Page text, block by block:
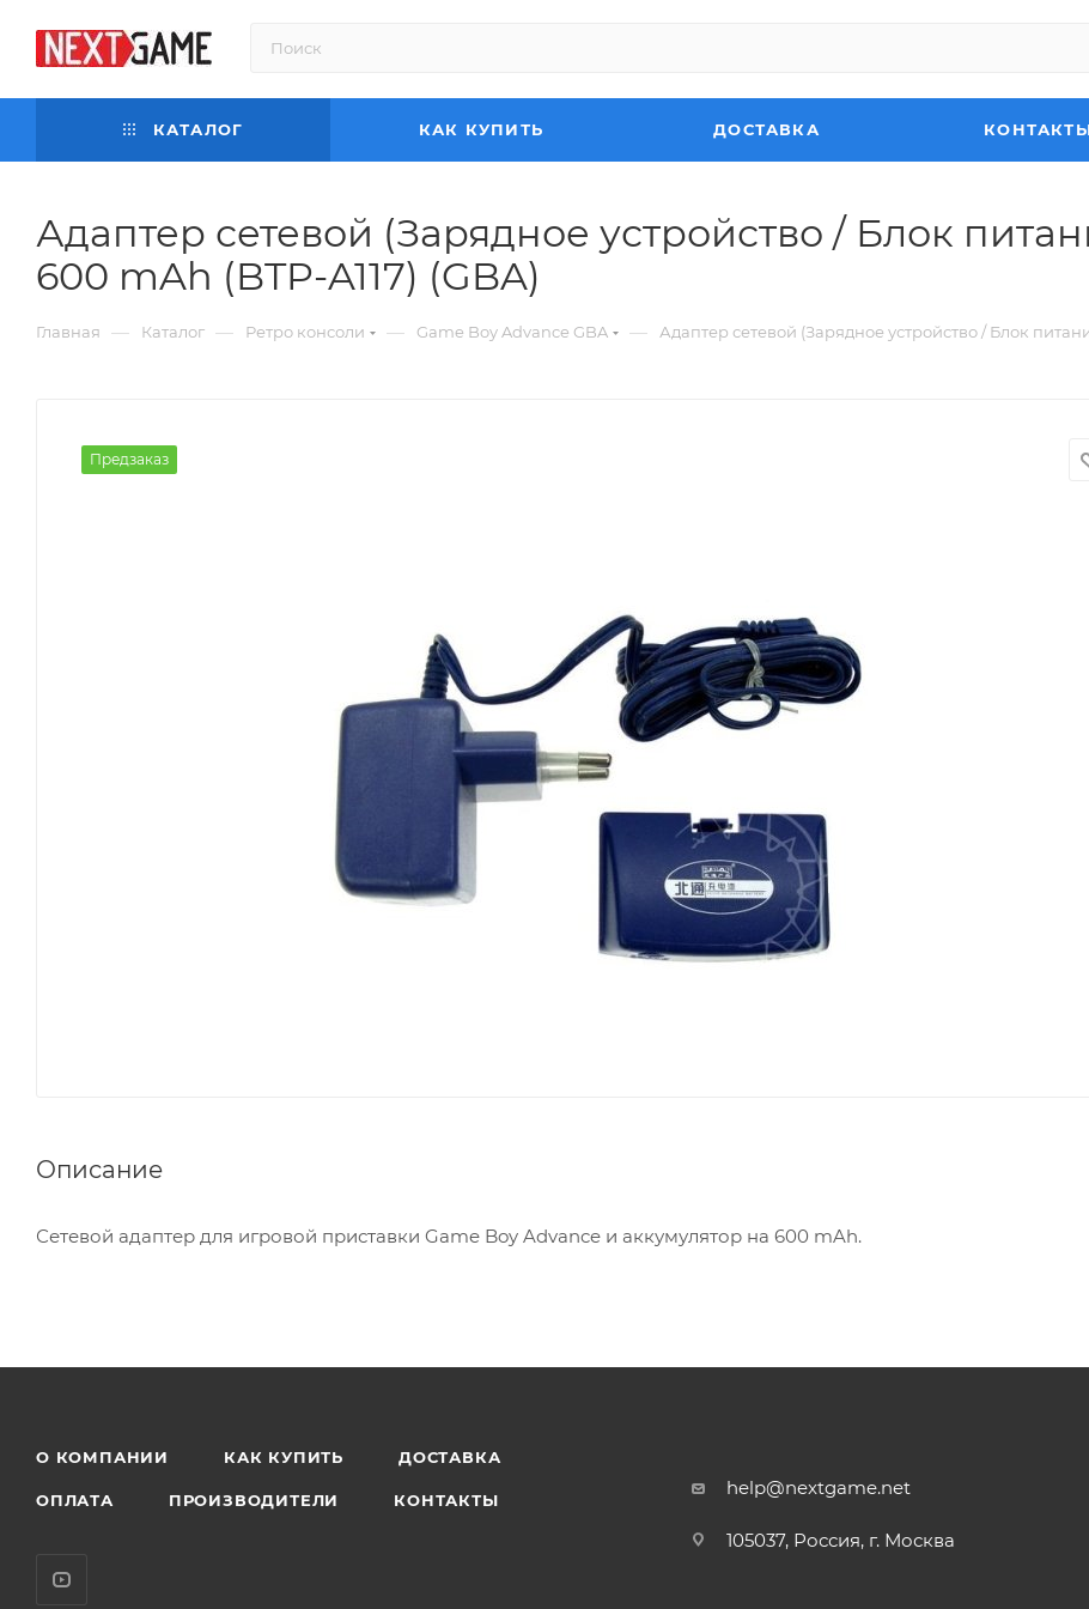
КАТАЛОГ КАК КУПИТЬ ДОСТАВКА
Адаптер сетевой (Зарядное устройство / Блок
600 mAh (BTP-A117) (GBA)
Главная — Каталог — Ретро консоли — Game Boy Advance GBA — Адаптер сетевой (Зарядное устройство / Блок
Предзаказ
Описание
Сетевой адаптер для игровой приставки Game Boy Advance и аккумулятор на 600 mAh.
О КОМПАНИИ КАК КУПИТЬ ДОСТАВКА
ОПЛАТА ПРОИЗВОДИТЕЛИ КОНТАКТЫ
help@nextgame.net
105037, Россия, г. Москва